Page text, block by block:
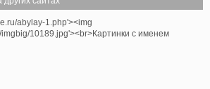
abylay-1.php'><img
10189.jpg'><br>Картинки с именем